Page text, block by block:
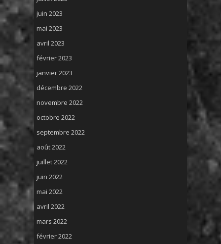
juin 2023
mai 2023
avril 2023
février 2023
janvier 2023
décembre 2022
novembre 2022
octobre 2022
septembre 2022
août 2022
juillet 2022
juin 2022
mai 2022
avril 2022
mars 2022
février 2022